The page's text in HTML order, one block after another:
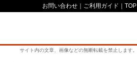
お問い合わせ ご利用ガイド TOP
サイト内の文章、画像などの無断転載を禁止します。